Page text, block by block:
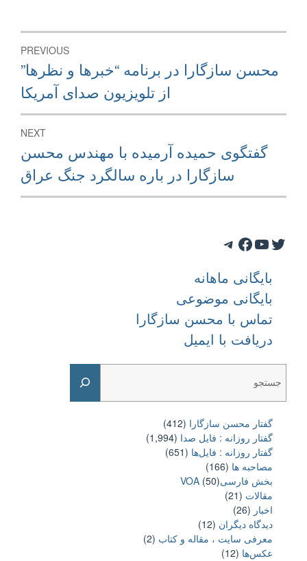
Post
navigation
PREVIOUS
Previous
post:
محسن سازگارا در برنامه “خبرها و نظرها”
از تلويزيون صدای آمريکا
NEXT
post:
گفتگوی حميده آرميده با مهندس محسن
سازگارا در باره سالگرد جنگ عراق
Telegram Facebook YouTube Twitter
بایگانی ماهانه
بایگانی موضوعی
تماس با محسن سازگارا
دریافت با ایمیل
گفتار محسن سازگارا (412)
گفتار روزانه : فایل‌ صدا (1,994)
گفتار روزانه : فایل‌ها (651)
مصاحبه ها (166)
بخش فارسیVOA(50)
مقالات (21)
اخبار (26)
دیدگاه دیگران (12)
معرفی سایت ، مقاله و کتاب (2)
عکس‌ها (12)